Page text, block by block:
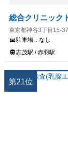
総合クリニック
東京都神谷3丁目15-
駐車場： なし
志茂駅 / 赤羽駅
第21位